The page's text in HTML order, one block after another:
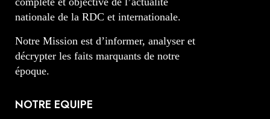
nationale de la RDC et internationale.
Notre Mission est d’informer, analyser et
décrypter les faits marquants de notre
époque.
NOTRE EQUIPE